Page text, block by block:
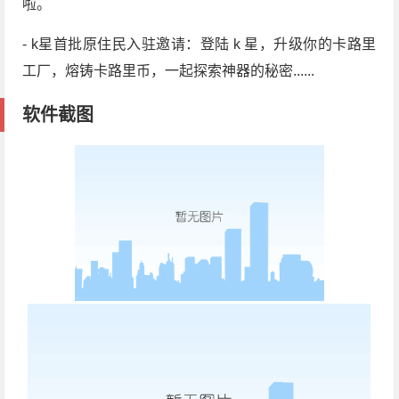
啦。
- k星首批原住民入驻邀请：登陆 k 星，升级你的卡路里
工厂，熔铸卡路里币，一起探索神器的秘密......
软件截图